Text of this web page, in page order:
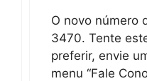
O novo número
3470. Tente
preferir, envie
menu “Fale